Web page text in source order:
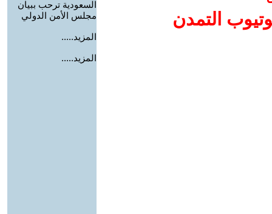
التمدن
السعودية ترحب ببيان
مجلس الأمن الدولي
المزيد.....
المزيد.....